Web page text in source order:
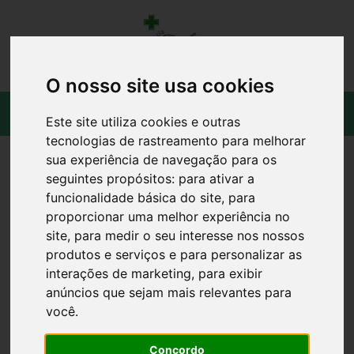
O nosso site usa cookies
Este site utiliza cookies e outras
tecnologias de rastreamento para melhorar
sua experiência de navegação para os
seguintes propósitos: para ativar a
funcionalidade básica do site, para
proporcionar uma melhor experiência no
site, para medir o seu interesse nos nossos
produtos e serviços e para personalizar as
interações de marketing, para exibir
anúncios que sejam mais relevantes para
você.
Concordo